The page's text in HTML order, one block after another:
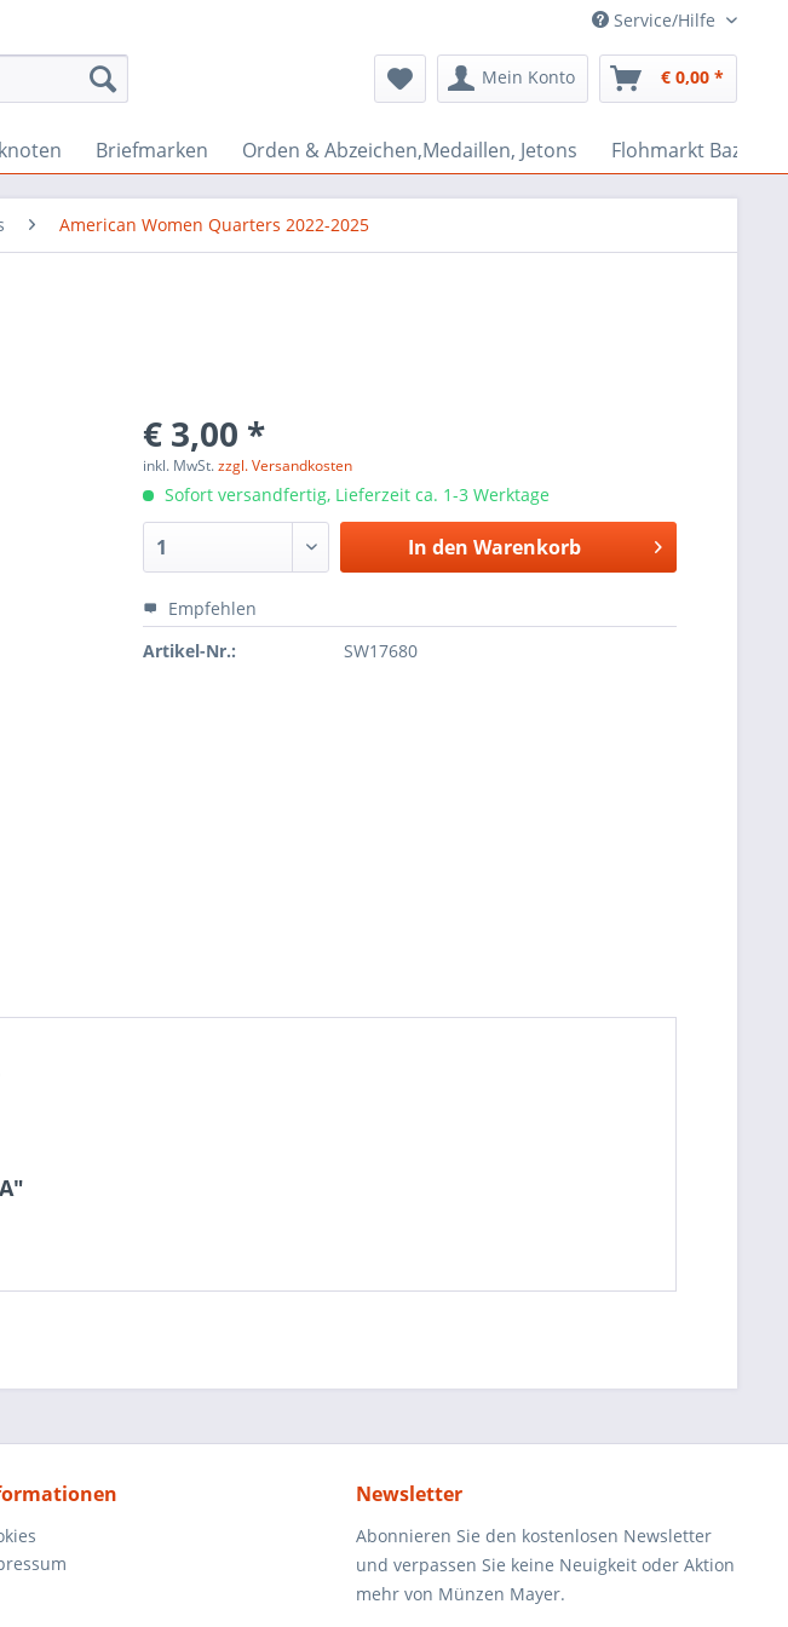
Service/Hilfe
Mein Konto € 0,00 *
Briefmarken Orden & Abzeichen,Medaillen, Jetons Flohmarkt Bazar
American Women Quarters 2022-2025
€ 3,00 *
inkl. MwSt.zzgl. Versandkosten
Sofort versandfertig, Lieferzeit ca. 1-3 Werktage
In den Warenkorb
Empfehlen
Artikel-Nr.:
SW17680
Newsletter
Abonnieren Sie den kostenlosen Newsletter
und verpassen Sie keine Neuigkeit oder Aktion
mehr von Münzen Mayer.